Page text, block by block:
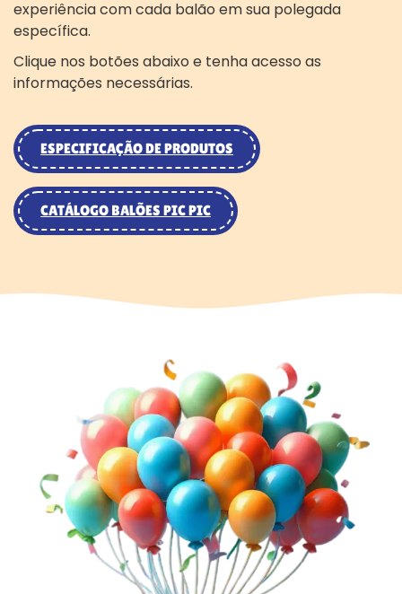
experiência com cada balão em sua polegada
específica.
Clique nos botões abaixo e tenha acesso as
informações necessárias.
ESPECIFICAÇÃO DE PRODUTOS
CATÁLOGO BALÕES PIC PIC